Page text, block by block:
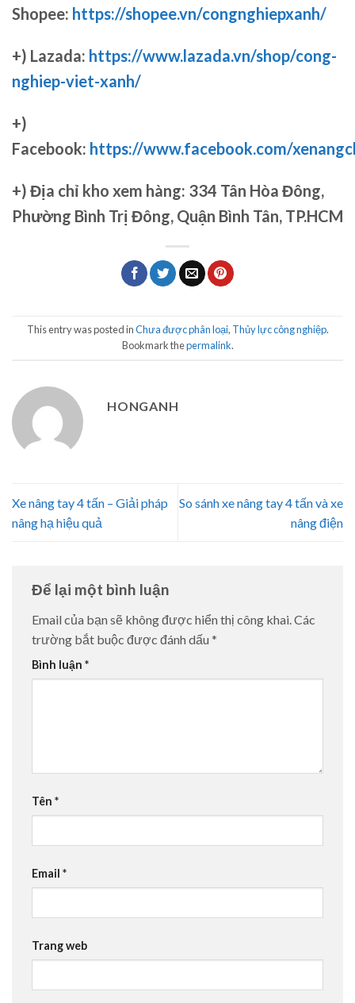
Shopee: https://shopee.vn/congnghiepxanh/
+) Lazada: https://www.lazada.vn/shop/cong-
nghiep-viet-xanh/
+)
Facebook: https://www.facebook.com/
+) Địa chỉ kho xem hàng: 334 Tân Hòa Đông,
Phường Bình Trị Đông, Quận Bình Tân, TP.HCM
This entry was posted inChưa được phân loại, Thủy lực công nghiệp.
Bookmark thepermalink.
HONGANH
Xe nâng tay 4 tấn – Giải pháp
nâng hạ hiệu quả
So sánh xe nâng tay 4 tấn và xe
nâng điện
Để lại một bình luận
Email của bạn sẽ không được hiển thị công khai. Các
trường bắt buộc được đánh dấu *
Bình luận *
Tên *
Email *
Trang web